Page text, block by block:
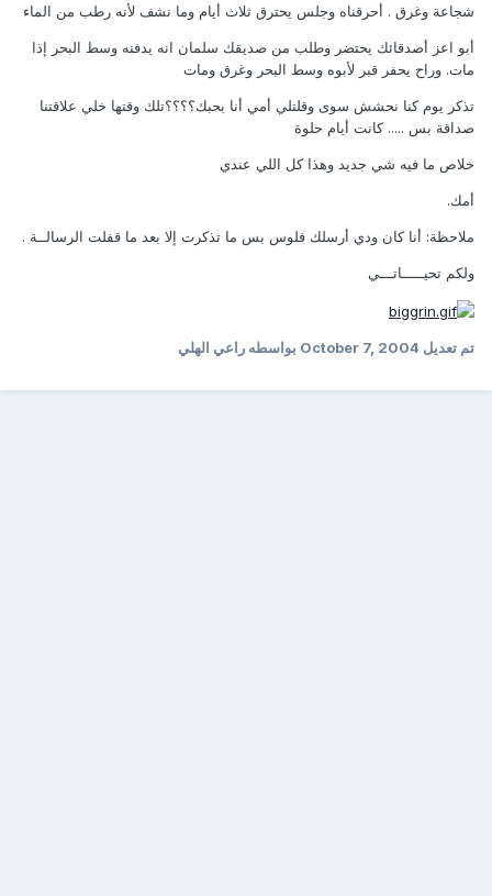
شجاعة وغرق . أحرقناه وجلس يحترق ثلاث أيام وما نشف لأنه رطب من الماء
أبو اعز أصدقائك يحتضر وطلب من صديقك سلمان انه يدفنه وسط البحر إذا
مات. وراح يحفر قبر لأبوه وسط البحر وغرق ومات
تذكر يوم كنا نحشش سوى وقلتلي أمي أنا بحبك؟؟؟؟تلك وقتها خلي علاقتنا
صداقة بس ..... كانت أيام حلوة
خلاص ما فيه شي جديد وهذا كل اللي عندي
أمك.
ملاحظة: أنا كان ودي أرسلك فلوس بس ما تذكرت إلا بعد ما قفلت الرسالــة .
ولكم تحيـــــاتـــي
تم تعديل October 7, 2004بواسطه راعي الهلي